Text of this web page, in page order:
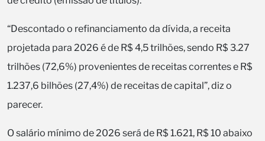
“Descontado o refinanciamento da dívida, a receita
projetada para 2026 é de R$ 4,5 trilhões, sendo R$ 3.27
trilhões (72,6%) provenientes de receitas correntes e R$
1.237,6 bilhões (27,4%) de receitas de capital”, diz o
parecer.
O salário mínimo de 2026 será de R$ 1.621, R$ 10 abaixo